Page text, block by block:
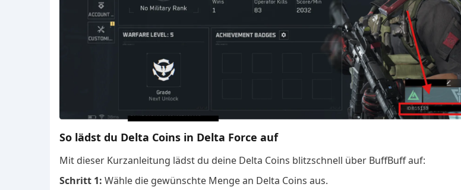
So lädst du Delta Coins in Delta Force auf
Mit dieser Kurzanleitung lädst du deine Delta Coins blitzschnell über BuffBuff auf:
Schritt 1: Wähle die gewünschte Menge an Delta Coins aus.